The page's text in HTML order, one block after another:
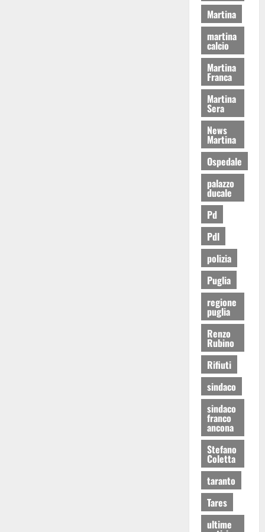
Martina
martina
calcio
Martina
Franca
Martina
Sera
News
Martina
Ospedale
palazzo
ducale
Pd
Pdl
polizia
Puglia
regione
puglia
Renzo
Rubino
Rifiuti
sindaco
sindaco
franco
ancona
Stefano
Coletta
taranto
Tares
ultime